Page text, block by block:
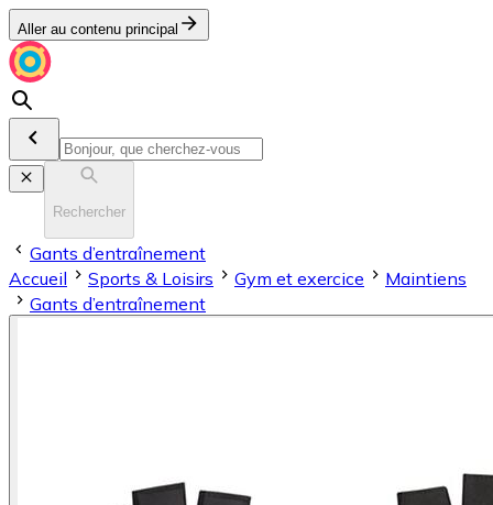
Aller au contenu principal
Rechercher
Gants d’entraînement
Accueil
Sports & Loisirs Gym et exercice
Maintiens
Gants d’entraînement